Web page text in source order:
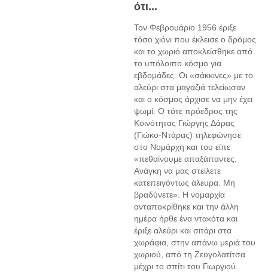
ότι...
Τον Φεβρουάριο 1956 έριξε
τόσο χιόνι που έκλεισε ο δρόμος
και το χωριό αποκλείσθηκε από
το υπόλοιπο κόσμο για
εβδομάδες. Οι «σάκκινες» με το
αλεύρι στα μαγαζιά τελείωσαν
και ο κόσμος άρχισε να μην έχει
ψωμί. Ο τότε πρόεδρος της
Κοινότητας Γιώργης Δάρας
(Γιώκο-Ντάρας) τηλεφώνησε
στο Νομάρχη και του είπε
«πεθαίνουμε απαξάπαντες.
Ανάγκη να μας στείλετε
κατεπειγόντως άλευρα. Μη
βραδύνετε». Η νομαρχία
ανταποκρίθηκε και την άλλη
ημέρα ήρθε ένα ντακότα και
έριξε αλεύρι και σιτάρι στα
χωράφια, στην απάνω μεριά του
χωριού, από τη Ζευγολατίτσα
μέχρι το σπίτι του Γιωργιού.